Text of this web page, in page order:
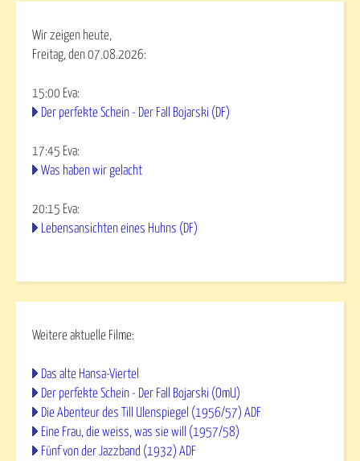
Wir zeigen heute,
Freitag, den 07.08.2026:
15:00 Eva:
Der perfekte Schein - Der Fall Bojarski (DF)
17:45 Eva:
Was haben wir gelacht
20:15 Eva:
Lebensansichten eines Huhns (DF)
Weitere aktuelle Filme:
Das alte Hansa-Viertel
Der perfekte Schein - Der Fall Bojarski (OmU)
Die Abenteur des Till Ulenspiegel (1956/57) ADF
Eine Frau, die weiss, was sie will (1957/58)
Fünf von der Jazzband (1932) ADF